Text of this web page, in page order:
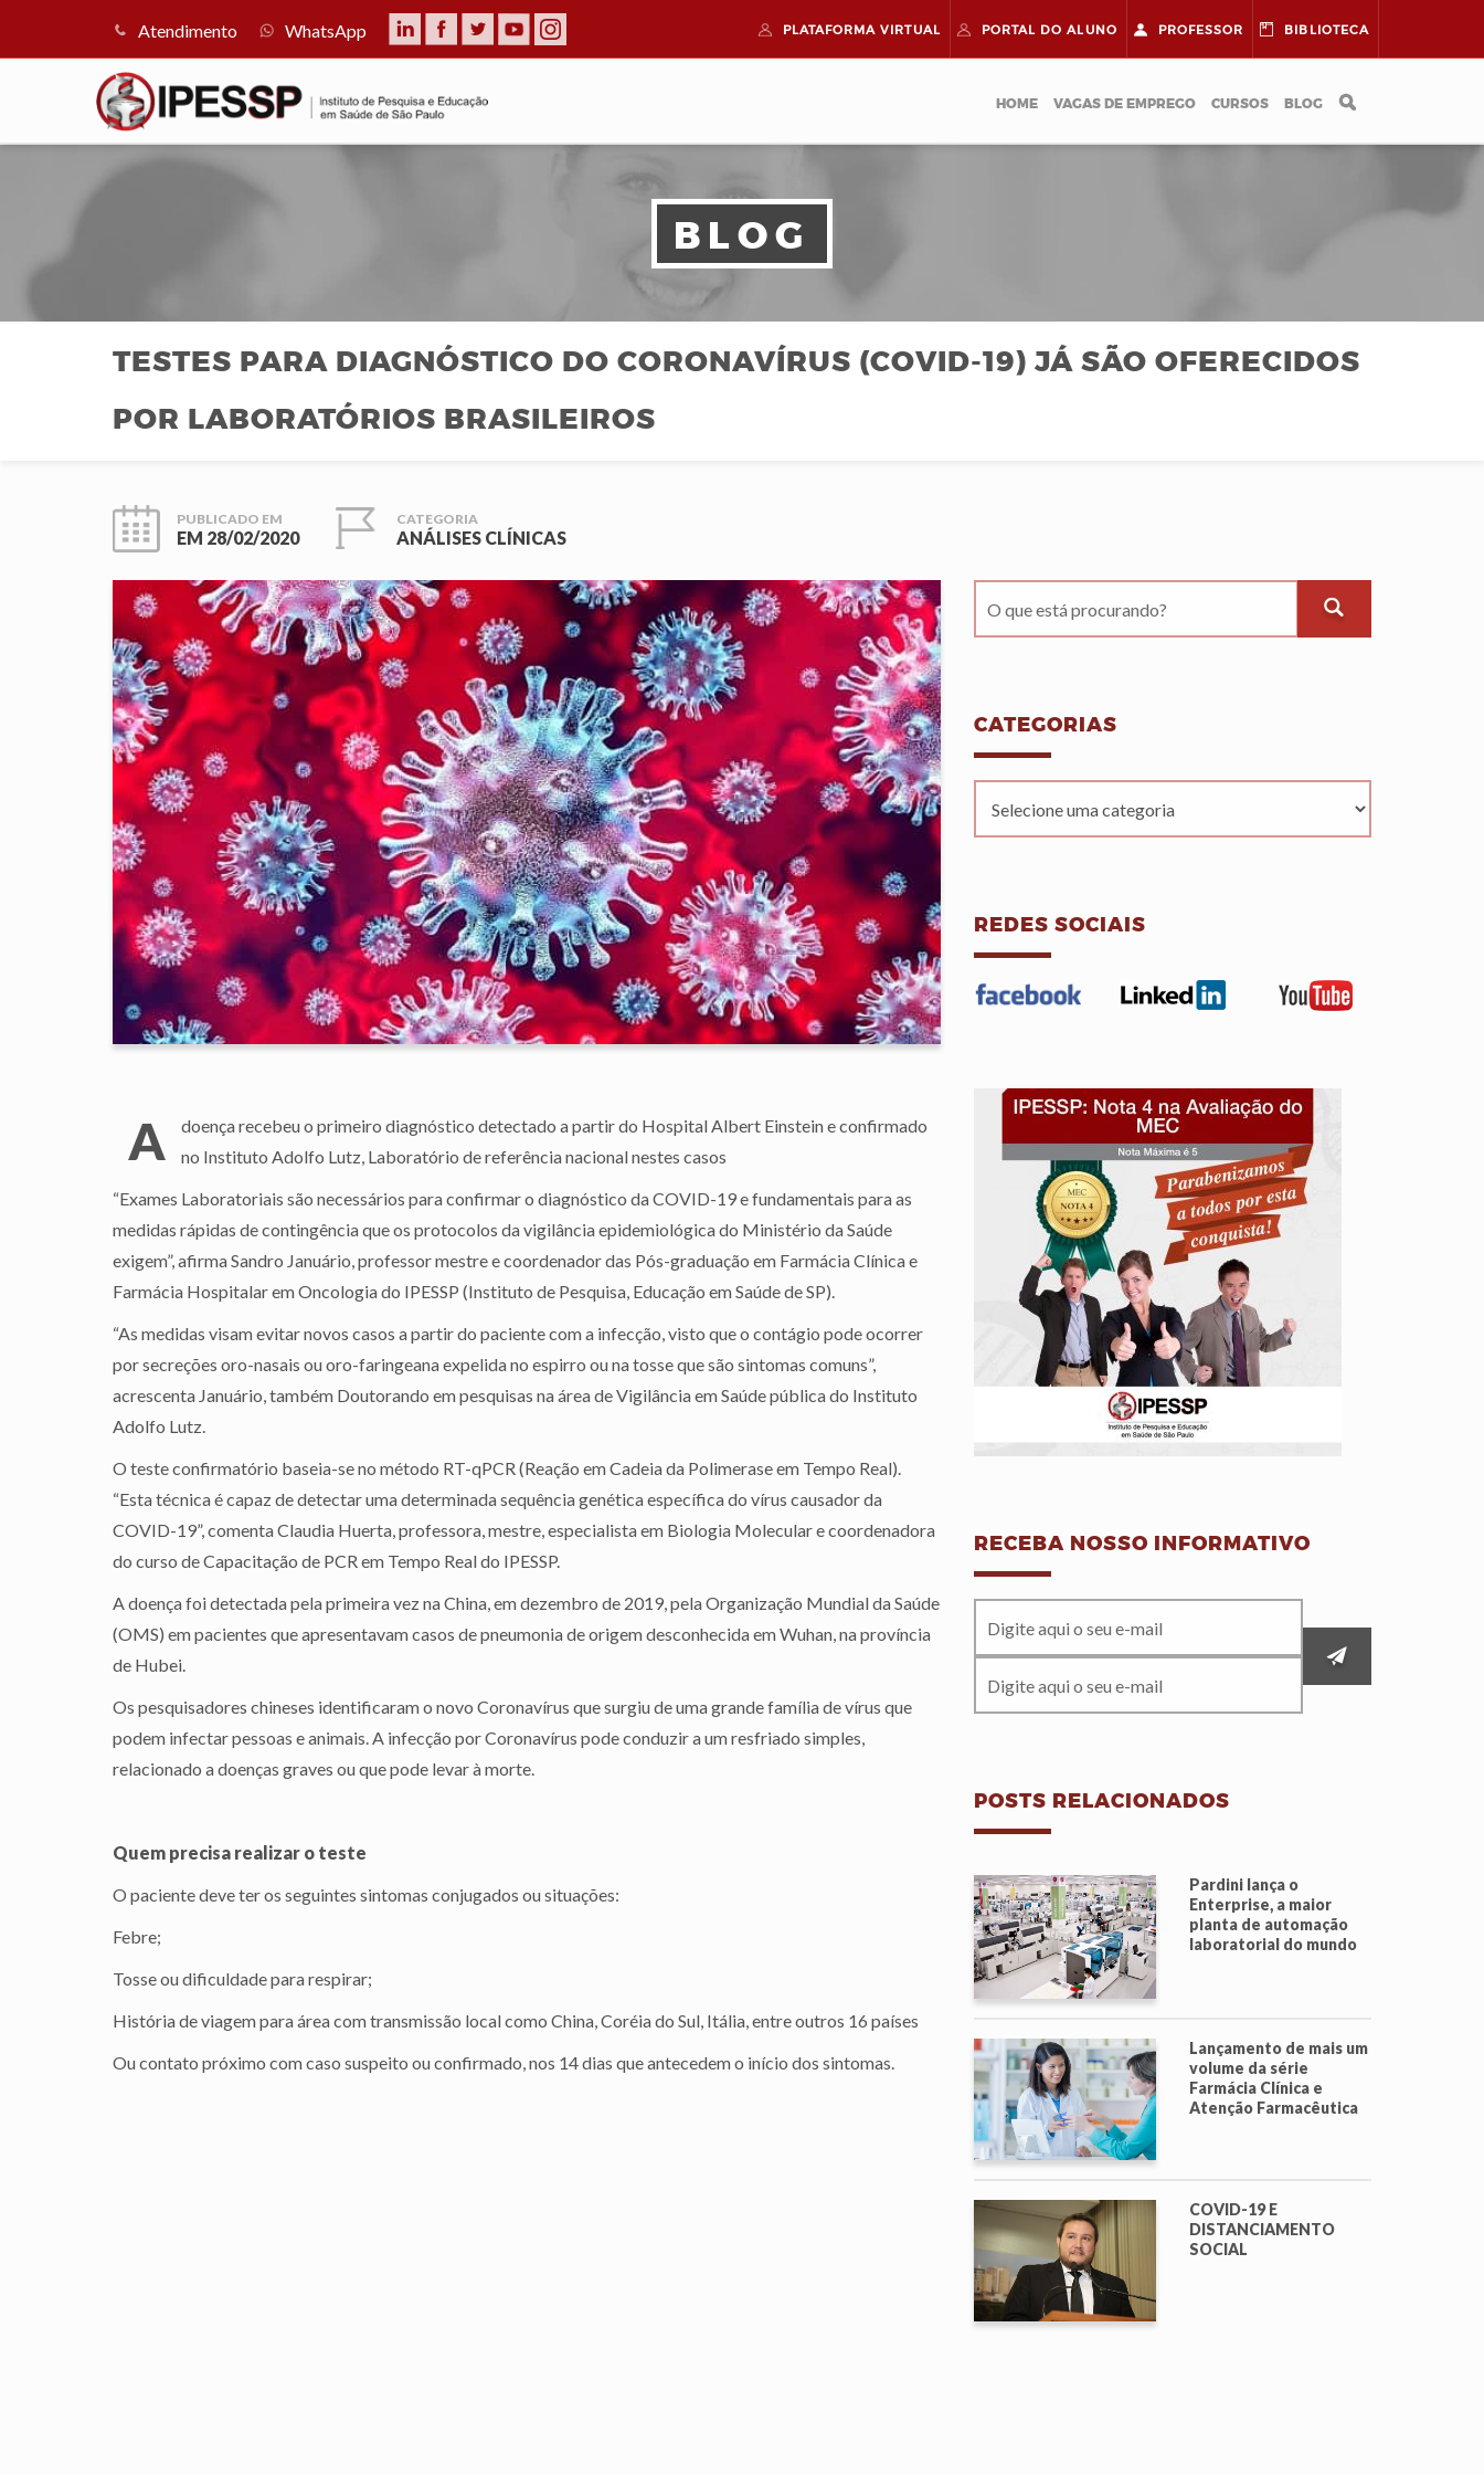
Atendimento WhatsApp PLATAFORMAVIRTUAL PORTAL DOALUNO PROFESSOR BIBLIOTECA
HOME VAGAS DE EMPREGO CURSOS BLOG
BLOG
TESTES PARA DIAGNÓSTICO DO CORONAVÍRUS (COVID-19) JÁ SÃO OFERECIDOS
POR LABORATÓRIOS BRASILEIROS
PUBLICADO EM
EM 28/02/2020
CATEGORIA
ANÁLISES CLÍNICAS
A
doença recebeu o primeiro diagnóstico detectado a partir do Hospital Albert Einstein e confirmado
no Instituto Adolfo Lutz, Laboratório de referência nacional nestes casos
“Exames Laboratoriais são necessários para confirmar o diagnóstico da COVID-19 e fundamentais para as
medidas rápidas de contingência que os protocolos da vigilância epidemiológica do Ministério da Saúde
exigem”, afirma Sandro Januário, professor mestre e coordenador das Pós-graduação em Farmácia Clínica e
Farmácia Hospitalar em Oncologia do IPESSP (Instituto de Pesquisa, Educação em Saúde de SP).
“As medidas visam evitar novos casos a partir do paciente com a infecção, visto que o contágio pode ocorrer
por secreções oro-nasais ou oro-faringeana expelida no espirro ou na tosse que são sintomas comuns”,
acrescenta Januário, também Doutorando em pesquisas na área de Vigilância em Saúde pública do Instituto
Adolfo Lutz.
O teste confirmatório baseia-se no método RT-qPCR (Reação em Cadeia da Polimerase em Tempo Real).
“Esta técnica é capaz de detectar uma determinada sequência genética específica do vírus causador da
COVID-19”, comenta Claudia Huerta, professora, mestre, especialista em Biologia Molecular e coordenadora
do curso de Capacitação de PCR em Tempo Real do IPESSP.
A doença foi detectada pela primeira vez na China, em dezembro de 2019, pela Organização Mundial da Saúde
(OMS) em pacientes que apresentavam casos de pneumonia de origem desconhecida em Wuhan, na província
de Hubei.
Os pesquisadores chineses identificaram o novo Coronavírus que surgiu de uma grande família de vírus que
podem infectar pessoas e animais. A infecção por Coronavírus pode conduzir a um resfriado simples,
relacionado a doenças graves ou que pode levar à morte.
Quem precisa realizar o teste
O paciente deve ter os seguintes sintomas conjugados ou situações:
Febre;
Tosse ou dificuldade para respirar;
História de viagem para área com transmissão local como China, Coréia do Sul, Itália, entre outros 16 países
Ou contato próximo com caso suspeito ou confirmado, nos 14 dias que antecedem o início dos sintomas.
CATEGORIAS
REDES SOCIAIS
RECEBA NOSSO INFORMATIVO
POSTS RELACIONADOS
Pardini lança o
Enterprise, a maior
planta de automação
laboratorial do mundo
Lançamento de mais um
volume da série
Farmácia Clínica e
Atenção Farmacêutica
COVID-19 E
DISTANCIAMENTO
SOCIAL